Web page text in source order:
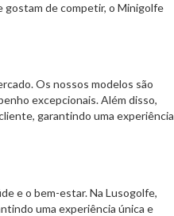
gostam de competir, o Minigolfe
Os nossos modelos são
excepcionais. Além disso,
garantindo uma experiência
e o bem-estar. Na Lusogolfe,
uma experiência única e